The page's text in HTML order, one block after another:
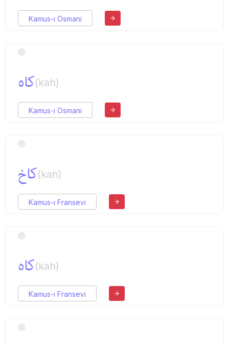
Kamus-ı Osmani
كاه(kah)
Kamus-ı Osmani
كاخ(kah)
Kamus-ı Fransevi
كاه(kah)
Kamus-ı Fransevi